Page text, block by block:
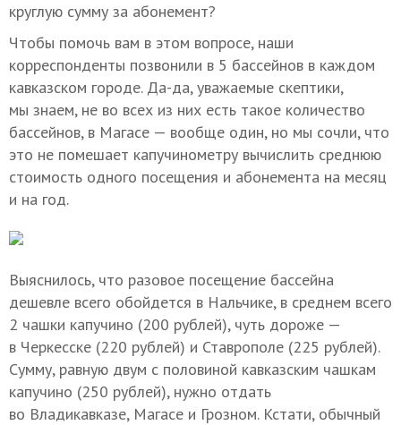
круглую сумму за абонемент?
Чтобы помочь вам в этом вопросе, наши
корреспонденты позвонили в 5 бассейнов в каждом
кавказском городе. Да-да, уважаемые скептики,
мы знаем, не во всех из них есть такое количество
бассейнов, в Магасе — вообще один, но мы сочли, что
это не помешает капучинометру вычислить среднюю
стоимость одного посещения и абонемента на месяц
и на год.
Выяснилось, что разовое посещение бассейна
дешевле всего обойдется в Нальчике, в среднем всего
2 чашки капучино (200 рублей), чуть дороже —
в Черкесске (220 рублей) и Ставрополе (225 рублей).
Сумму, равную двум с половиной кавказским чашкам
капучино (250 рублей), нужно отдать
во Владикавказе, Магасе и Грозном. Кстати, обычный